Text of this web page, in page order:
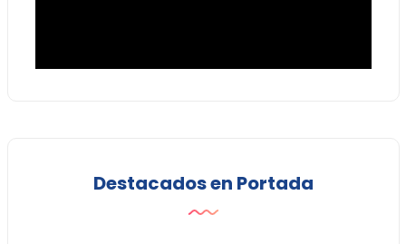
Destacados en Portada